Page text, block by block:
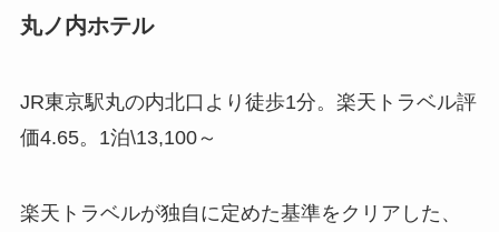
丸ノ内ホテル
JR東京駅丸の内北口より徒歩1分。楽天トラベル評
価4.65。1泊\13,100～
楽天トラベルが独自に定めた基準をクリアした、